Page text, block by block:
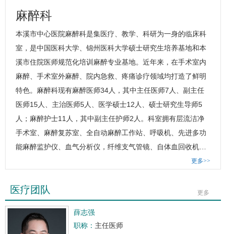
麻醉科
本溪市中心医院麻醉科是集医疗、教学、科研为一身的临床科
室，是中国医科大学、锦州医科大学硕士研究生培养基地和本
溪市住院医师规范化培训麻醉专业基地。近年来，在手术室内
麻醉、手术室外麻醉、院内急救、疼痛诊疗领域均打造了鲜明
特色。 麻醉科现有麻醉医师34人，其中主任医师7人、副主任
医师15人、主治医师5人、医学硕士12人、硕士研究生导师5
人；麻醉护士11人，其中副主任护师2人。科室拥有层流洁净
手术室、麻醉复苏室、全自动麻醉工作站、呼吸机、先进多功
能麻醉监护仪、血气分析仪，纤维支气管镜、自体血回收机…
更多>>
更多
医疗团队
薛志强
职称： 主任医师